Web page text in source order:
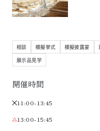
相談 模擬挙式 模擬披露宴
展示品見学
開催時間
11:00-13:45
13:00-15:45